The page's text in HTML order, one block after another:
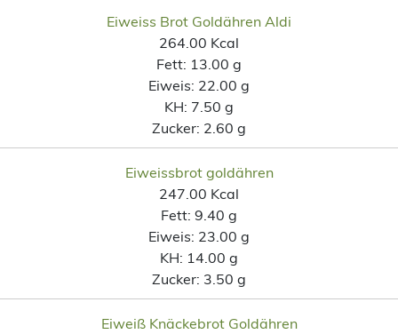
Eiweiss Brot Goldähren Aldi
264.00 Kcal
Fett: 13.00 g
Eiweis: 22.00 g
KH: 7.50 g
Zucker: 2.60 g
Eiweissbrot goldähren
247.00 Kcal
Fett: 9.40 g
Eiweis: 23.00 g
KH: 14.00 g
Zucker: 3.50 g
Eiweiß Knäckebrot Goldähren